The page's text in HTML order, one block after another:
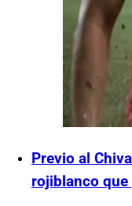
Previo al
rojiblanco